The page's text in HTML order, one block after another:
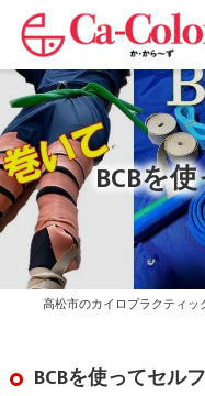
BCBを
BCBを使ってセル